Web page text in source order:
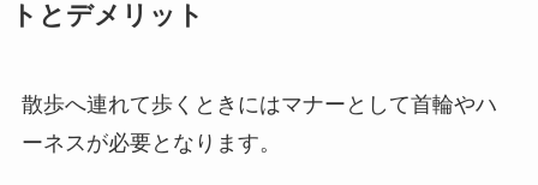
トとデメリット
散歩へ連れて歩くときにはマナーとして首輪やハ
ーネスが必要となります。